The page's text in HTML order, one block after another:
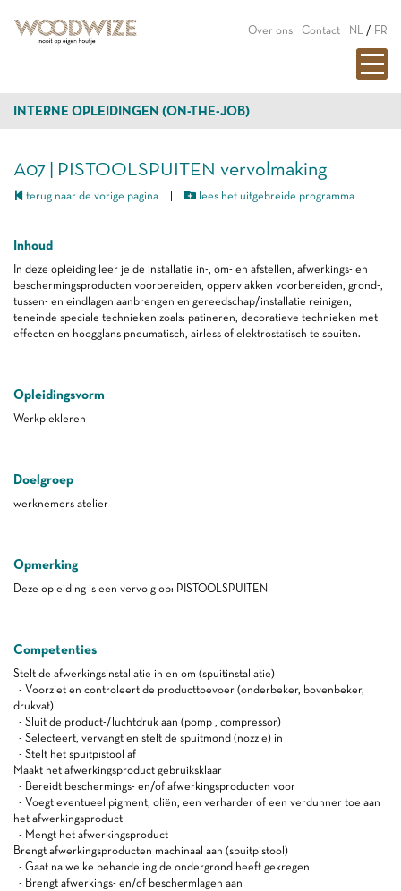
Over ons Contact NL / FR
INTERNE OPLEIDINGEN (ON-THE-JOB)
A07 | PISTOOLSPUITEN vervolmaking
terug naar de vorige pagina lees het uitgebreide programma
Inhoud
In deze opleiding leer je de installatie in-, om- en afstellen, afwerkings- en
beschermingsproducten voorbereiden, oppervlakken voorbereiden, grond-,
tussen- en eindlagen aanbrengen en gereedschap/installatie reinigen,
teneinde speciale technieken zoals: patineren, decoratieve technieken met
effecten en hoogglans pneumatisch, airless of elektrostatisch te spuiten.
Opleidingsvorm
Werkplekleren
Doelgroep
werknemers atelier
Opmerking
Deze opleiding is een vervolg op: PISTOOLSPUITEN
Competenties
Stelt de afwerkingsinstallatie in en om (spuitinstallatie)
- Voorziet en controleert de producttoevoer (onderbeker, bovenbeker,
drukvat)
- Sluit de product-/luchtdruk aan (pomp , compressor)
- Selecteert, vervangt en stelt de spuitmond (nozzle) in
- Stelt het spuitpistool af
Maakt het afwerkingsproduct gebruiksklaar
- Bereidt beschermings- en/of afwerkingsproducten voor
- Voegt eventueel pigment, oliën, een verharder of een verdunner toe aan
het afwerkingsproduct
- Mengt het afwerkingsproduct
Brengt afwerkingsproducten machinaal aan (spuitpistool)
- Gaat na welke behandeling de ondergrond heeft gekregen
- Brengt afwerkings- en/of beschermlagen aan